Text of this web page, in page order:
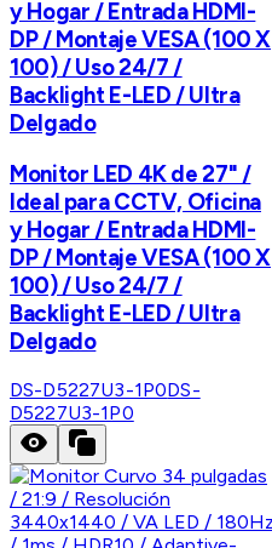
y Hogar / Entrada HDMI-
DP / Montaje VESA (100 X
100) / Uso 24/7 /
Backlight E-LED / Ultra
Delgado
Monitor LED 4K de 27" /
Ideal para CCTV, Oficina
y Hogar / Entrada HDMI-
DP / Montaje VESA (100 X
100) / Uso 24/7 /
Backlight E-LED / Ultra
Delgado
DS-D5227U3-1P0DS-
D5227U3-1P0